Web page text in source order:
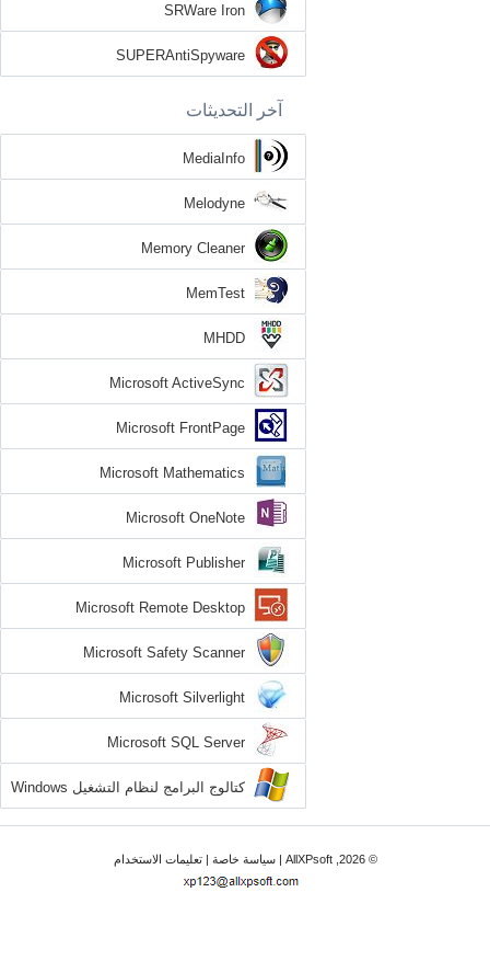
SRWare Iron
SUPERAntiSpyware
آخر التحديثات
MediaInfo
Melodyne
Memory Cleaner
MemTest
MHDD
Microsoft ActiveSync
Microsoft FrontPage
Microsoft Mathematics
Microsoft OneNote
Microsoft Publisher
Microsoft Remote Desktop
Microsoft Safety Scanner
Microsoft Silverlight
Microsoft SQL Server
كتالوج البرامج لنظام التشغيل Windows
XP
© 2026, AllXPsoft | سياسة خاصة|تعليمات الاستخدام